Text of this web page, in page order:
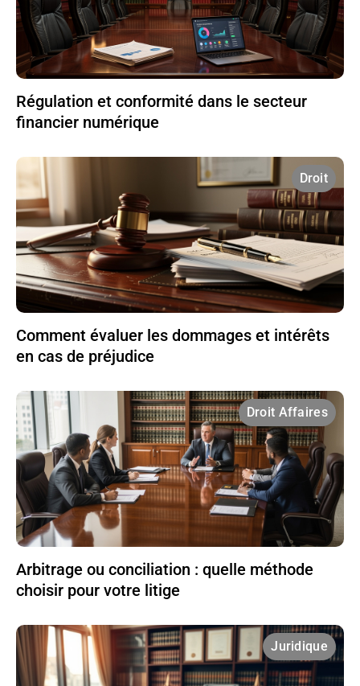
Régulation et conformité dans le secteur
financier numérique
Droit
Comment évaluer les dommages et intérêts
en cas de préjudice
Droit Affaires
Arbitrage ou conciliation : quelle méthode
choisir pour votre litige
Juridique